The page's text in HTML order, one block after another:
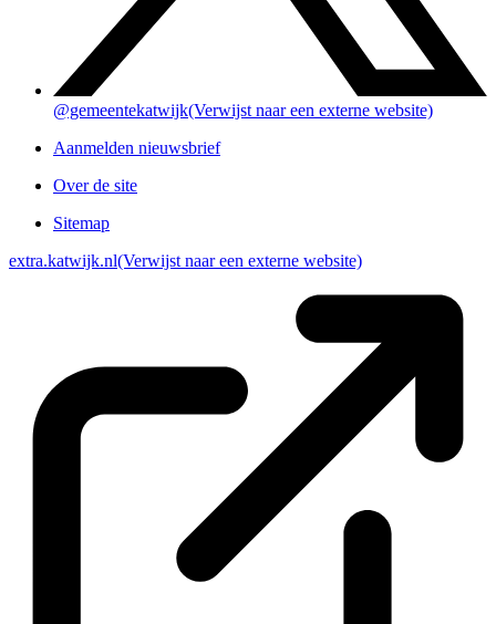
@gemeentekatwijk(Verwijst naar een externe website)
Aanmelden nieuwsbrief
Over de site
Sitemap
extra.katwijk.nl(Verwijst naar een externe website)